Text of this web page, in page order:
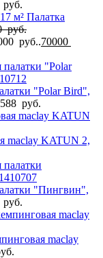
руб.
Палатка
руб.
руб..70000
"Polar Bird",
588 руб.
maclay KATUN 2,
"Пингвин",
руб.
maclay